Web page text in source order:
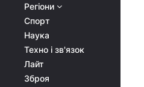
Регіони
Спорт
Наука
Техно і зв'язок
Лайт
Зброя